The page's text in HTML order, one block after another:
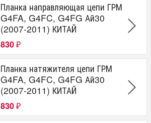
Планка направляющая цепи ГРМ
G4FA, G4FC, G4FG Ай30
(2007-2011) КИТАЙ
830 ₽
Планка натяжителя цепи ГРМ
G4FA, G4FC, G4FG Ай30
(2007-2011) КИТАЙ
830 ₽